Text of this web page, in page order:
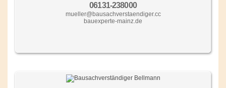
06131-238000
mueller@bausachverstaendiger.cc
bauexperte-mainz.de